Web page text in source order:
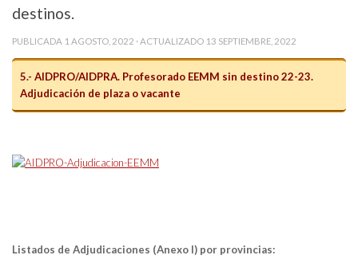
destinos.
PUBLICADA 1 AGOSTO, 2022 · ACTUALIZADO 13 SEPTIEMBRE, 2022
5.- AIDPRO/AIDPRA. Profesorado EEMM sin destino 22-23.
Adjudicación de plaza o vacante
Listados de Adjudicaciones (Anexo I) por provincias: